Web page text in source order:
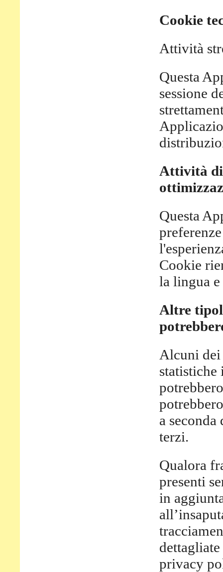
Cookie
Attività
Questa
sessione
Attività di
Questa
Cookie
la lingua
Altre
Alcuni dei
statistiche
a
terzi.
Qualora
presenti
in
privacy